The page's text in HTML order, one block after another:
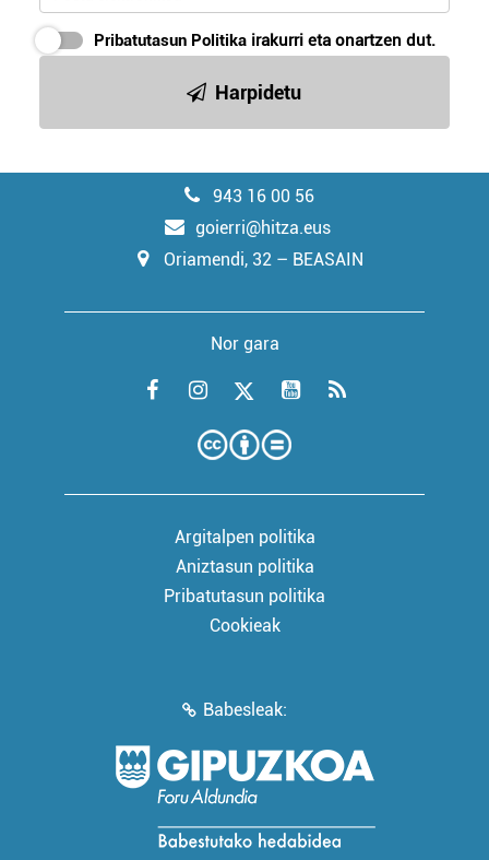
Pribatutasun Politika irakurri eta onartzen dut.
Harpidetu
943 16 00 56
goierri@hitza.eus
Oriamendi, 32 – BEASAIN
Nor gara
Argitalpen politika
Aniztasun politika
Pribatutasun politika
Cookieak
Babesleak: